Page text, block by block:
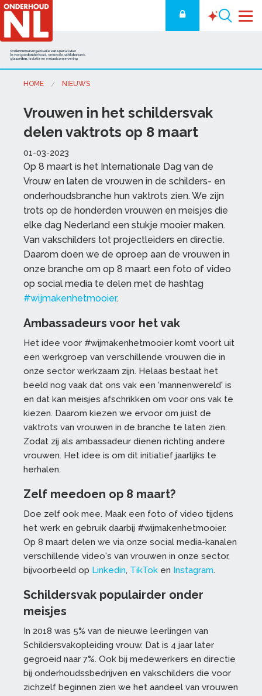
HOME NIEUWS
Vrouwen in het schildersvak
delen vaktrots op 8 maart
01-03-2023
Op 8 maart is het Internationale Dag van de
Vrouw en laten de vrouwen in de schilders- en
onderhoudsbranche hun vaktrots zien. We zijn
trots op de honderden vrouwen en meisjes die
elke dag Nederland een stukje mooier maken.
Van vakschilders tot projectleiders en directie.
Daarom doen we de oproep aan de vrouwen in
onze branche om op 8 maart een foto of video
op social media te delen met de hashtag
#wijmakenhetmooier.
Ambassadeurs voor het vak
Het idee voor #wijmakenhetmooier komt voort uit
een werkgroep van verschillende vrouwen die in
onze sector werkzaam zijn. Helaas bestaat het
beeld nog vaak dat ons vak een 'mannenwereld' is
en dat kan meisjes afschrikken om voor ons vak te
kiezen. Daarom kiezen we ervoor om juist de
vaktrots van vrouwen in de branche te laten zien.
Zodat zij als ambassadeur dienen richting andere
vrouwen. Het idee is om dit initiatief jaarlijks te
herhalen.
Zelf meedoen op 8 maart?
Doe zelf ook mee. Maak een foto of video tijdens
het werk en gebruik daarbij #wijmakenhetmooier.
Op 8 maart delen we via onze social media-kanalen
verschillende video's van vrouwen in onze sector,
bijvoorbeeld op Linkedin, TikTok en Instagram.
Schildersvak populairder onder
meisjes
In 2018 was 5% van de nieuwe leerlingen van
Schildersvakopleiding vrouw. Dat is 4 jaar later
gegroeid naar 7%. Ook bij medewerkers en directie
bij onderhoudssbedrijven en vakschilders die voor
zichzelf beginnen zien we het aandeel van vrouwen